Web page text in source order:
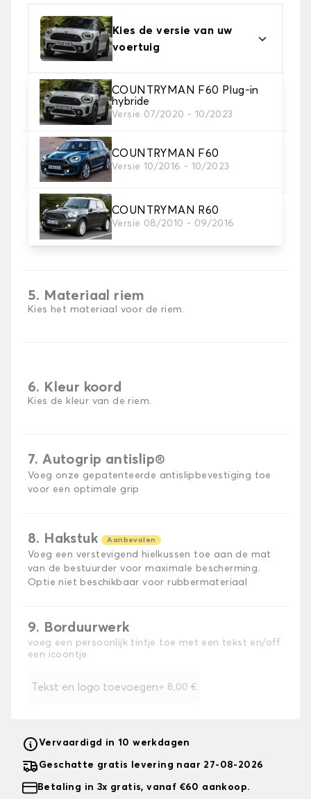
Kies de versie van uw
voertuig
COUNTRYMAN F60 Plug-in
hybride
Versie 07/2020 - 10/2023
COUNTRYMAN F60
Versie 10/2016 - 10/2023
COUNTRYMAN R60
Versie 08/2010 - 09/2016
2. Materiaal
Kies het materiaal van uw automatten
3. Aantal matten
Selecteer het aantal automatten dat je nodig hebt.
4. Tapijt kleuren
Kies de kleur van je tapijt ..
5. Materiaal riem
Kies het materiaal voor de riem.
6. Kleur koord
Kies de kleur van de riem.
7. Autogrip antislip®
Voeg onze gepatenteerde antislipbevestiging toe
voor een optimale grip
8. Hakstuk Aanbevolen
Voeg een verstevigend hielkussen toe aan de mat
van de bestuurder voor maximale bescherming.
Optie niet beschikbaar voor rubbermateriaal
9. Borduurwerk
voeg een persoonlijk tintje toe met een tekst en/off
een icoontje
Tekst en logo toevoegen+ 8,00 €
Vervaardigd in 10 werkdagen
Geschatte gratis levering naar 27-08-2026
Betaling in 3x gratis, vanaf €60 aankoop.